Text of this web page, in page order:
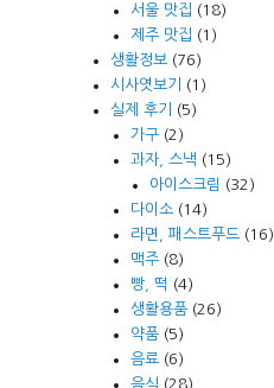
서울 맛집 (18)
제주 맛집 (1)
생활정보 (76)
시사엿보기
(1)
실제 후기
(5)
가구(2)
과자, 스낵 (15)
아이스크림 (32)
다이소(14)
라면, 패스트푸드(16)
맥주(8)
빵, 떡 (4)
생활용품(26)
약품(5)
음료(6)
음식 (28)